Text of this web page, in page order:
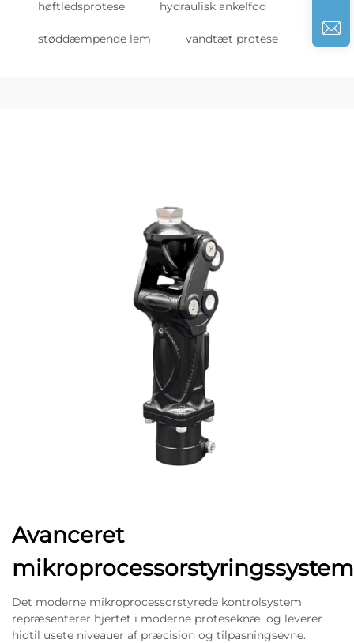
høftledsprotese hydraulisk ankelfod
støddæmpende lem vandtæt protese
Avanceret
mikroprocessorstyringssystem
Det moderne mikroprocessorstyrede kontrolsystem
repræsenterer hjertet i moderne proteseknæ, og leverer
hidtil usete niveauer af præcision og tilpasningsevne.